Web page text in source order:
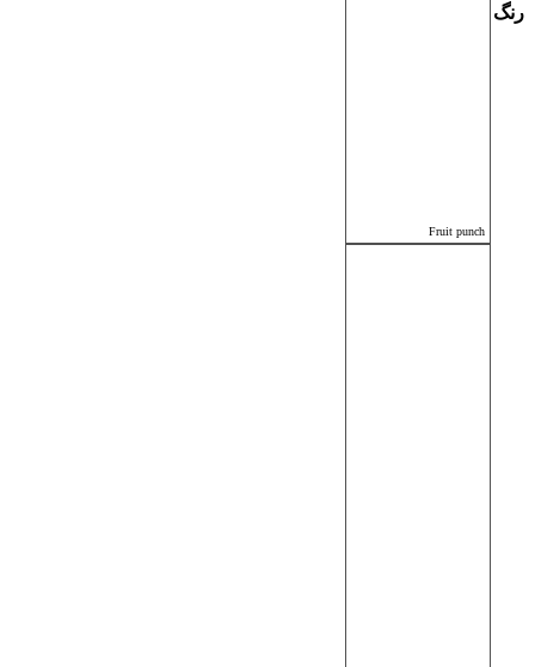
رنگ
Fruit punch